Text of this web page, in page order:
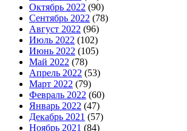
Октябрь 2022 (90)
Сентябрь 2022 (78)
Август 2022 (96)
Июль 2022 (102)
Июнь 2022 (105)
Май 2022 (78)
Апрель 2022 (53)
Март 2022 (79)
Февраль 2022 (60)
Январь 2022 (47)
Декабрь 2021 (57)
Ноябрь 2021 (84)